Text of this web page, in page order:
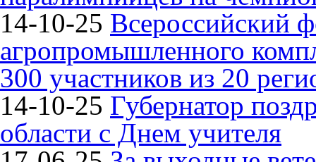
14-10-25 Всероссийский
агропромышленного
300 участников из 20
14-10-25 Губернатор
области с Днем учителя